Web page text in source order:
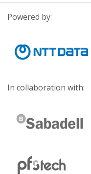
Powered by:
In collaboration with: